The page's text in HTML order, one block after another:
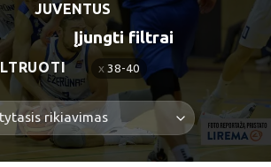
JUVENTUS
Įjungti filtrai
38-40